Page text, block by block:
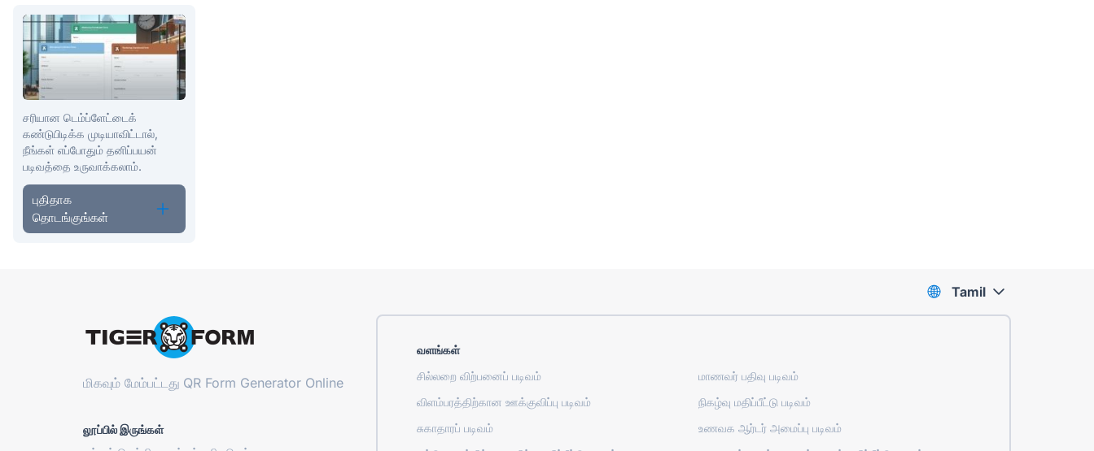
சரியான டெம்ப்ளேட்டைக்
கண்டுபிடிக்க முடியாவிட்டால்,
நீங்கள் எப்போதும் தனிப்பயன்
படிவத்தை உருவாக்கலாம்.
புதிதாக
தொடங்குங்கள்
மிகவும் மேம்பட்டது QR Form Generator Online
லூப்பில் இருங்கள்
வளங்கள்
சில்லறை விற்பனைப் படிவம்
மாணவர் பதிவு படிவம்
விளம்பரத்திற்கான ஊக்குவிப்பு படிவம்
நிகழ்வு மதிப்பீட்டு படிவம்
சுகாதாரப் படிவம்
உணவக ஆர்டர் அமைப்பு படிவம்
Tamil